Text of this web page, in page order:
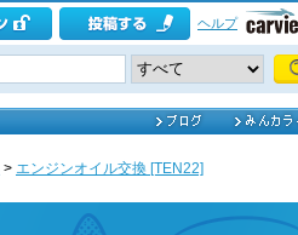
ヘルプ
> エンジンオイル交換 [TEN22]